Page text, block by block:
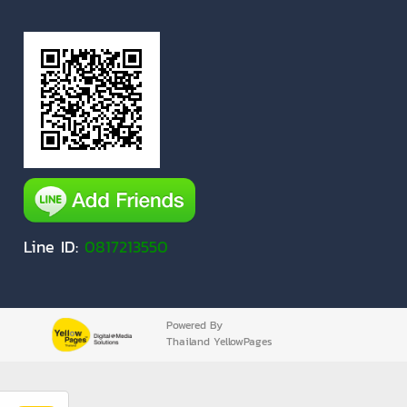
Line ID: 0817213550
Powered By
Thailand YellowPages